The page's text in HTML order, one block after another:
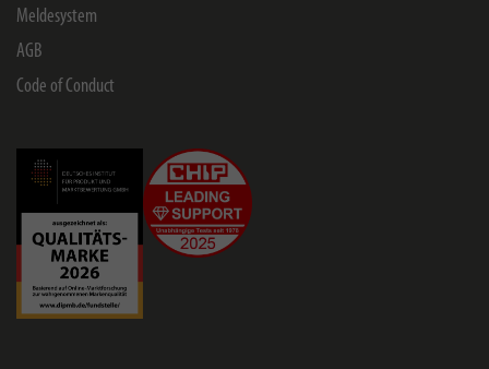
Meldesystem
AGB
Code of Conduct